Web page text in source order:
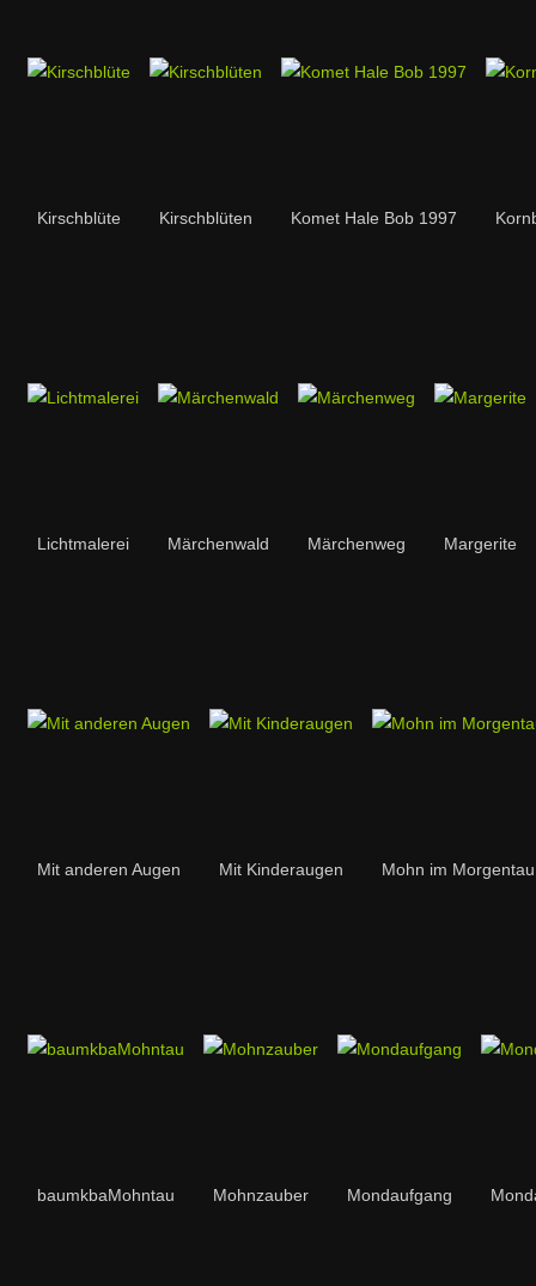
Kirschblüte Kirschblüten Komet Hale Bob 1997
Lichtmalerei Märchenwald Märchenweg Margerite
Mit anderen Augen Mit Kinderaugen Mohn im Morgentau
baumkbaMohntau Mohnzauber Mondaufgang